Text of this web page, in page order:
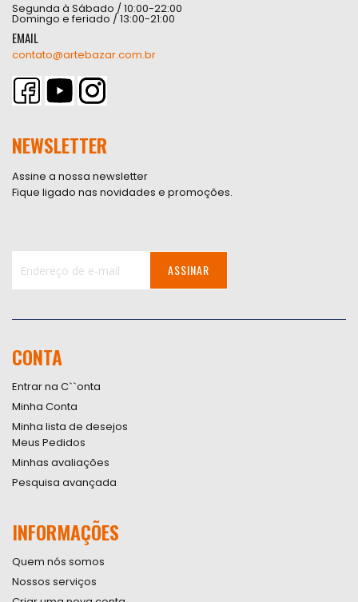
Segunda à Sábado / 10:00-22:00
Domingo e feriado / 13:00-21:00
EMAIL
contato@artebazar.com.br
NEWSLETTER
Assine a nossa newsletter
Fique ligado nas novidades e promoções.
Newsletter:
ASSINAR
CONTA
Entrar na C``onta
Minha Conta
Minha lista de desejos
Meus Pedidos
Minhas avaliações
Pesquisa avançada
INFORMAÇÕES
Quem nós somos
Nossos serviços